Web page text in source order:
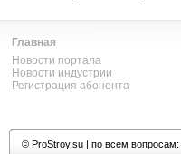
Главная
Новости портала
Новости индустрии
Регистрация абонента
© ProStroy.su| по всем вопросам: